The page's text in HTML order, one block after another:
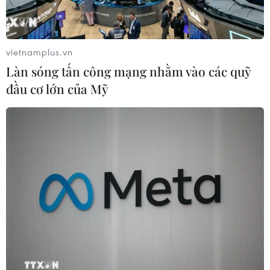
Đẹp nao lòng sắc tím mùa
hoa súng trên dòng Ngô Đồng ở
Ninh Bình
06/08/2026 02:13
Du lịch 2/9: Điểm đến nào giúp người
Bất chấp nắng nóng kỷ lục, du khách
châu Á vẫn đổ sang châu Âu
vietnamplus.vn
Làn sóng tấn công mạng nhằm vào các quỹ
đầu cơ lớn của Mỹ